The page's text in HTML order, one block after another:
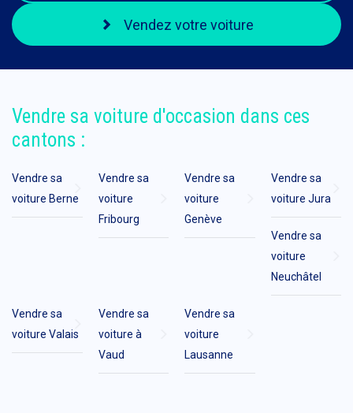
Vendez votre voiture
Vendre sa voiture d'occasion dans ces
cantons :
Vendre sa
voiture Berne
Vendre sa
voiture
Fribourg
Vendre sa
voiture
Genève
Vendre sa
voiture Jura
Vendre sa
voiture
Neuchâtel
Vendre sa
voiture Valais
Vendre sa
voiture à
Vaud
Vendre sa
voiture
Lausanne